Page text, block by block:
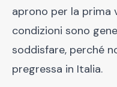
aprono per la prima
condizioni sono
soddisfare, perché
pregressa in Italia.